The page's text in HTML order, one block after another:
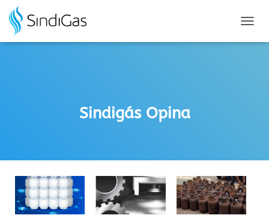
for:
L
Sindigás Opina